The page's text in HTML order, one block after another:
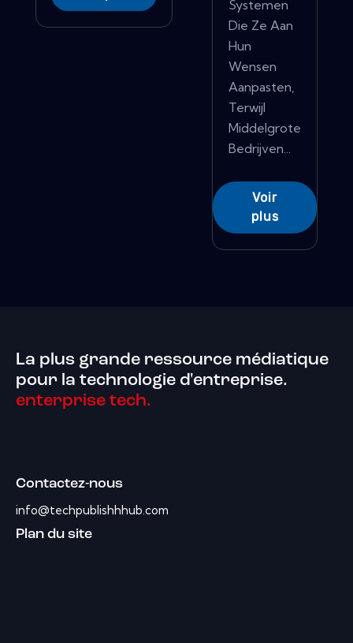
Systemen
Die Ze Aan
Hun
Wensen
Aanpasten,
Terwijl
Middelgrote
Bedrijven...
Voir
plus
La plus grande ressource médiatique
pour la technologie d'entreprise.
enterprise tech.
Contactez-nous
info@techpublishhhub.com
Plan du site